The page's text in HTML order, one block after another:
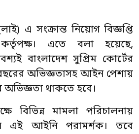
এ সংক্রান্ত নিয়োগ বিজ্ঞপ্তি
এতে বলা হয়েছে,
বাংলাদেশ সুপ্রিম কোর্টের
অভিজ্ঞতাসহ আইন পেশায়
থাকতে হবে।
বিভিন্ন মামলা পরিচালনায়
এই আইনি পরামর্শক। তবে